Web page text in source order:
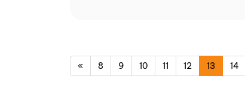
« 8 9 10 11 12 13 14